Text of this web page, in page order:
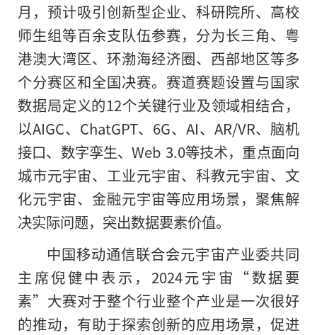
月，预计吸引创新型企业、科研院所、高校
师生组等百余支队伍参赛，分为长三角、粤
港澳大湾区、环渤海经济圈、西部地区等多
个分赛区和全国决赛。赛道赛题设置与国家
数据局定义的12个关键行业及领域相结合，
以AIGC、ChatGPT、6G、AI、AR/VR、脑机
接口、数字孪生、Web 3.0等技术，重点面向
城市元宇宙、工业元宇宙、科教元宇宙、文
化元宇宙、金融元宇宙等应用场景，聚焦解
决实际问题，突出数据要素价值。
中国移动通信联合会元宇宙产业委共同
主席倪健中表示 ， 2024元宇宙“数据要
素”大赛对于整个行业整个产业是一次很好
的推动，有助于探索创新的应用场景，促进